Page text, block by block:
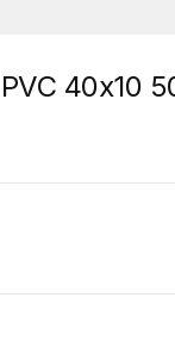
40x10